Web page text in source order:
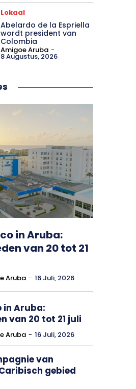
Lokaal
Abelardo de la Espriella
wordt president van
Colombia
Amigoe Aruba -
8 Augustus, 2026
in Aruba:
van 20 tot 21
Aruba - 16 Juli, 2026
in Aruba:
van 20 tot 21 juli
Aruba - 16 Juli, 2026
van
gebied